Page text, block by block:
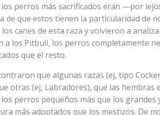
perros más sacrificados eran —por
de que estos tienen la particularidad de
canes de esta raza y volvieron a
a los Pitbull, los perros completamente
que el resto.
que algunas razas (ej, tipo
otras (ej, Labradores), que las hembras
perros pequeños más que los grandes
más adoptados que los mestizos. De